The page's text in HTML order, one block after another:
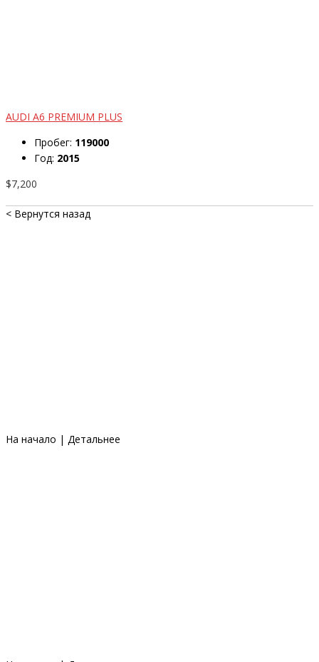
AUDI A6 PREMIUM PLUS
Пробег: 119000
Год: 2015
$7,200
< Вернутся назад
На начало | Детальнее